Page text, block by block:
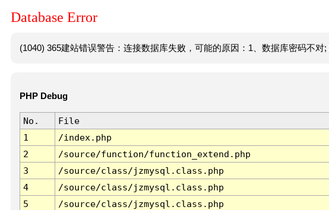
Database Error
(1040) 365建站错误警告：连接数据库失败，可能的原因：1、数据库密码不对;
PHP Debug
No. File
1
/index.php
2
/source/function/function_extend.php
3
/source/class/jzmysql.class.php
4
/source/class/jzmysql.class.php
5
/source/class/jzmysql.class.php